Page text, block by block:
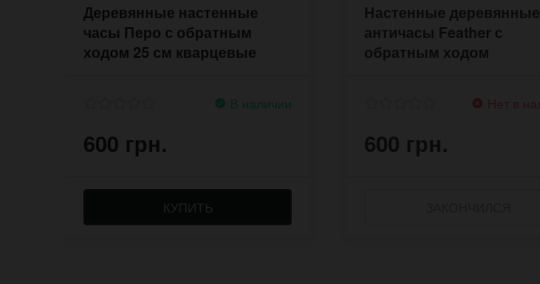
Деревянные настенные
часы Перо с обратным
ходом 25 см кварцевые
В наличии
600 грн.
КУПИТЬ
Настенные деревянные
античасы Feather с
обратным ходом
600 грн.